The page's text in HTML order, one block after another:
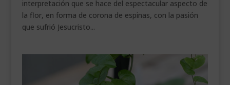
interpretación que se hace del espectacular aspecto de
la flor, en forma de corona de espinas, con la pasión
que sufrió Jesucristo...